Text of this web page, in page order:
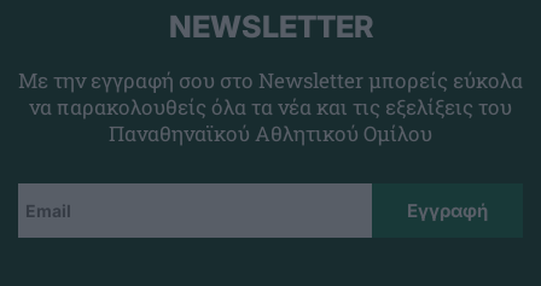
NEWSLETTER
Με την εγγραφή σου στο Newsletter μπορείς εύκολα
να παρακολουθείς όλα τα νέα και τις εξελίξεις του
Παναθηναϊκού Αθλητικού Ομίλου